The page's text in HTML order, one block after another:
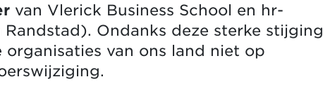
van Vlerick Business School en hr-
Randstad). Ondanks deze sterke stijging
van ons land niet op